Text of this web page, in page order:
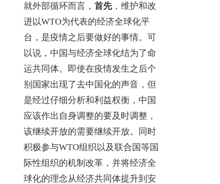
就外部循环而言， 首先，维护和改
进以WTO为代表的经济全球化平
台，是疫情之后要做好的事情。可
以说，中国与经济全球化结为了命
运共同体。即使在疫情发生之后个
别国家出现了去中国化的声音，但
是经过仔细分析和利益权衡，中国
应该作出自身调整的要及时调整，
该继续开放的需要继续开放。同时
积极参与WTO组织以及联合国等国
际性组织的机制改革，并将经济全
球化的理念从经济共同体提升到安